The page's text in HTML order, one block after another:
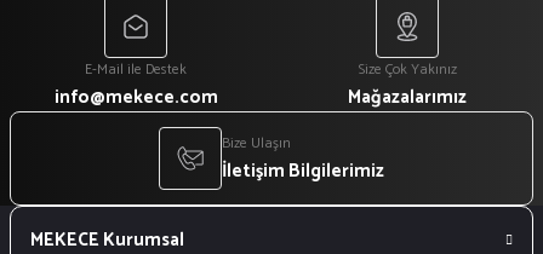
E-Mail ile Destek
info@mekece.com
Size Çok Yakınız
Mağazalarımız
Bize Ulaşın
İletişim Bilgilerimiz
MEKECE Kurumsal